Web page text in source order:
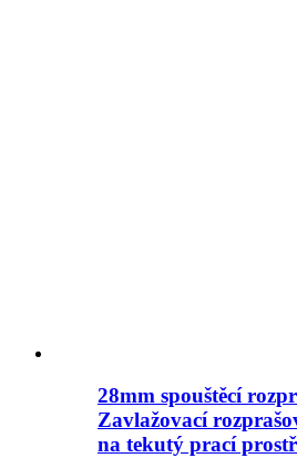
28mm spouštěcí
Zavlažovací
na tekutý prací